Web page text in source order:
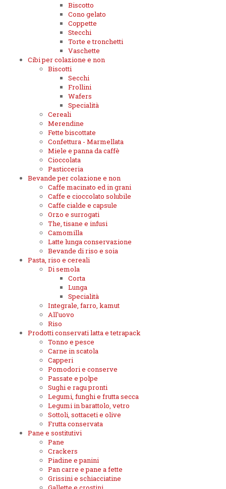
Biscotto
Cono gelato
Coppette
Stecchi
Torte e tronchetti
Vaschette
Cibi per colazione e non
Biscotti
Secchi
Frollini
Wafers
Specialità
Cereali
Merendine
Fette biscottate
Confettura - Marmellata
Miele e panna da caffè
Cioccolata
Pasticceria
Bevande per colazione e non
Caffe macinato ed in grani
Caffe e cioccolato solubile
Caffe cialde e capsule
Orzo e surrogati
The, tisane e infusi
Camomilla
Latte lunga conservazione
Bevande di riso e soia
Pasta, riso e cereali
Di semola
Corta
Lunga
Specialità
Integrale, farro, kamut
All'uovo
Riso
Prodotti conservati latta e tetrapack
Tonno e pesce
Carne in scatola
Capperi
Pomodori e conserve
Passate e polpe
Sughi e ragu pronti
Legumi, funghi e frutta secca
Legumi in barattolo, vetro
Sottoli, sottaceti e olive
Frutta conservata
Pane e sostitutivi
Pane
Crackers
Piadine e panini
Pan carre e pane a fette
Grissini e schiacciatine